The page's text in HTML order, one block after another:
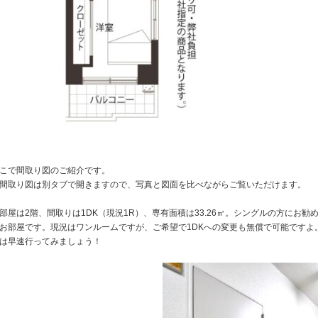
で間取り図のご紹介です。
取り図は別タブで開きますので、写真と図面を比べながらご覧いただけます。
屋は2階、間取りは1DK（現況1R）、専有面積は33.26㎡。シングルの方にお勧め
部屋です。現況はワンルームですが、ご希望で1DKへの変更も無償で可能ですよ
早速行ってみましょう！